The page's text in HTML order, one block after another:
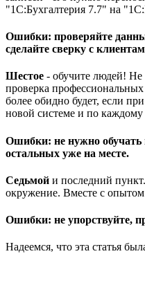
"1С:Бухгалтерия 7.7" на
Ошибки: проверяйте
сделайте сверку с
Шестое - обучите людей! Не
проверка
более обидно будет, если
новой системе и по каждому
Ошибки: не нужно обучать
остальных уже на месте.
Седьмой и последний
окружение. Вместе с
Ошибки: не упорствуйте,
Надеемся, что эта статья